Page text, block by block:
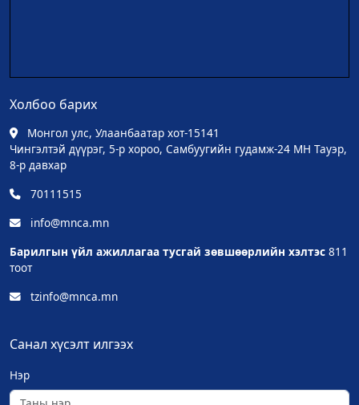
Холбоо барих
Монгол улс, Улаанбаатар хот-15141
Чингэлтэй дүүрэг, 5-р хороо, Самбуугийн гудамж-24 МН Тауэр,
8-р давхар
70111515
info@mnca.mn
Барилгын үйл ажиллагаа тусгай зөвшөөрлийн хэлтэс 811
тоот
tzinfo@mnca.mn
Санал хүсэлт илгээх
Нэр